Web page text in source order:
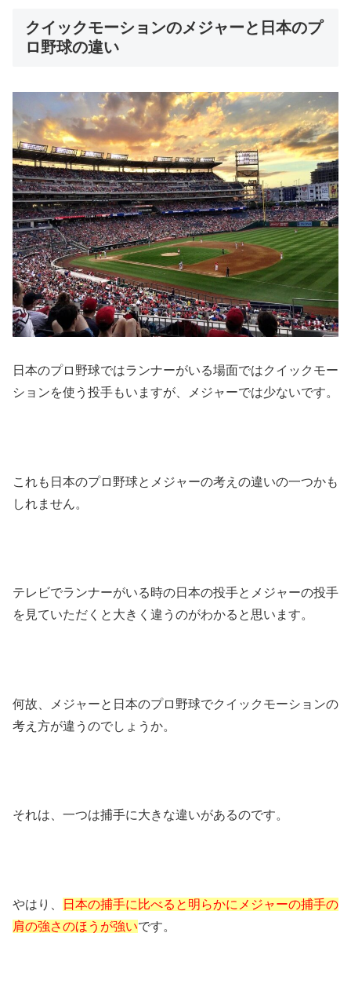
クイックモーションのメジャーと日本のプ
ロ野球の違い
日本のプロ野球ではランナーがいる場面ではクイックモー
ションを使う投手もいますが、メジャーでは少ないです。
これも日本のプロ野球とメジャーの考えの違いの一つかも
しれません。
テレビでランナーがいる時の日本の投手とメジャーの投手
を見ていただくと大きく違うのがわかると思います。
何故、メジャーと日本のプロ野球でクイックモーションの
考え方が違うのでしょうか。
それは、一つは捕手に大きな違いがあるのです。
やはり、
日本の捕手に比べると明らかにメジャーの捕手の
肩の強さのほうが強いです。